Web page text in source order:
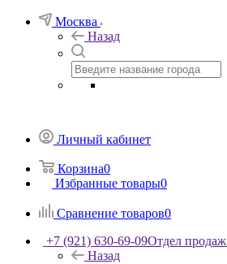
Москва
Назад
Личный кабинет
Корзина0
Избранные товары0
Сравнение товаров0
+7 (921) 630-69-09Отдел продаж
Назад